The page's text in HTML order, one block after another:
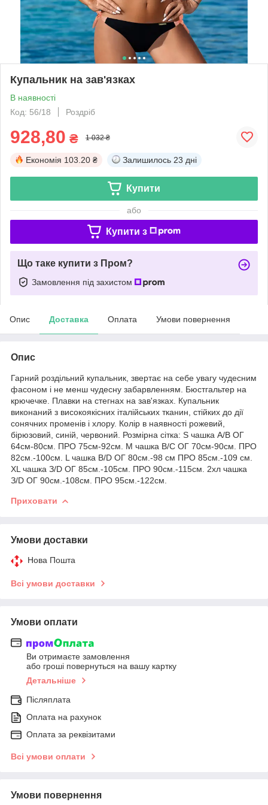
Купальник на зав'язках
В наявності
Код: 56/18
Роздріб
928,80 ₴ 1 032 ₴
Економія 103.20 ₴ Залишилось 23 дні
Купити
або
Купити з
Що таке купити з Пром?
Замовлення під захистом
Опис Доставка Оплата Умови повернення
Опис
Гарний роздільний купальник, звертає на себе увагу чудесним
фасоном і не менш чудесну забарвленням. Бюстгальтер на
крючечке. Плавки на стегнах на зав'язках. Купальник
виконаний з високоякісних італійських тканин, стійких до дії
сонячних променів і хлору. Колір в наявності рожевий,
бірюзовий, синій, червоний. Розмірна сітка: S чашка A/B ОГ
64см-80см. ПРО 75см-92см. M чашка B/C ОГ 70см-90см. ПРО
82см.-100см. L чашка B/D ОГ 80см.-98 см ПРО 85см.-109 см.
XL чашка З/D ОГ 85см.-105см. ПРО 90см.-115см. 2хл чашка
З/D ОГ 90см.-108см. ПРО 95см.-122см.
Приховати
Умови доставки
Нова Пошта
Всі умови доставки
Умови оплати
Ви отримаєте замовлення
або гроші повернуться на вашу картку
Детальніше
Післяплата
Оплата на рахунок
Оплата за реквізитами
Всі умови оплати
Умови повернення